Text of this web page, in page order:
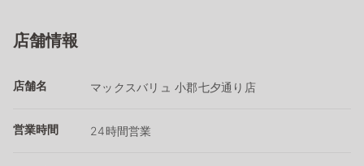
店舗情報
店舗名 マックスバリュ 小郡七夕通り店
営業時間 24時間営業